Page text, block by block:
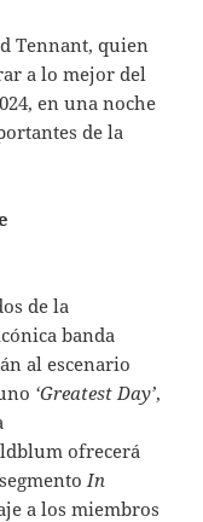
Tennant, quien
a lo mejor del
en una noche
de la
de la
banda
al escenario
‘Greatest Day’,
ofrecerá
In
a los miembros